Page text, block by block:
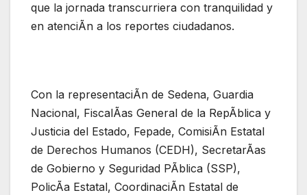
que la jornada transcurriera con tranquilidad y
en atenciÃn a los reportes ciudadanos.
Con la representaciÃn de Sedena, Guardia
Nacional, FiscalÃas General de la RepÃblica y
Justicia del Estado, Fepade, ComisiÃn Estatal
de Derechos Humanos (CEDH), SecretarÃas
de Gobierno y Seguridad PÃblica (SSP),
PolicÃa Estatal, CoordinaciÃn Estatal de